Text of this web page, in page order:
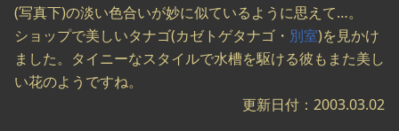
(写真下)の淡い色合いが妙に似ているように思えて…。
ショップで美しいタナゴ(カゼトゲタナゴ・ 別室)を見かけ
ました。タイニーなスタイルで水槽を駆ける彼もまた美し
い花のようですね。
更新日付：2003.03.02